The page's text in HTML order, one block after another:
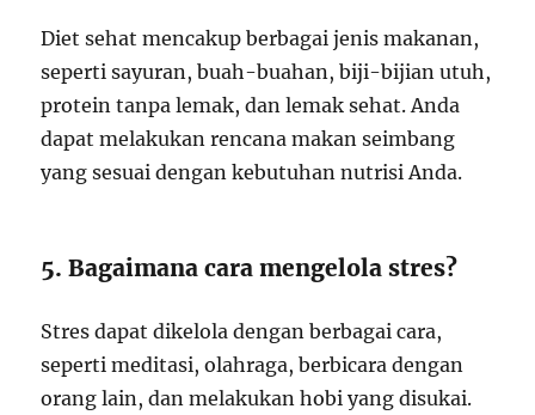
Diet sehat mencakup berbagai jenis makanan,
seperti sayuran, buah-buahan, biji-bijian utuh,
protein tanpa lemak, dan lemak sehat. Anda
dapat melakukan rencana makan seimbang
yang sesuai dengan kebutuhan nutrisi Anda.
5. Bagaimana cara mengelola stres?
Stres dapat dikelola dengan berbagai cara,
seperti meditasi, olahraga, berbicara dengan
orang lain, dan melakukan hobi yang disukai.